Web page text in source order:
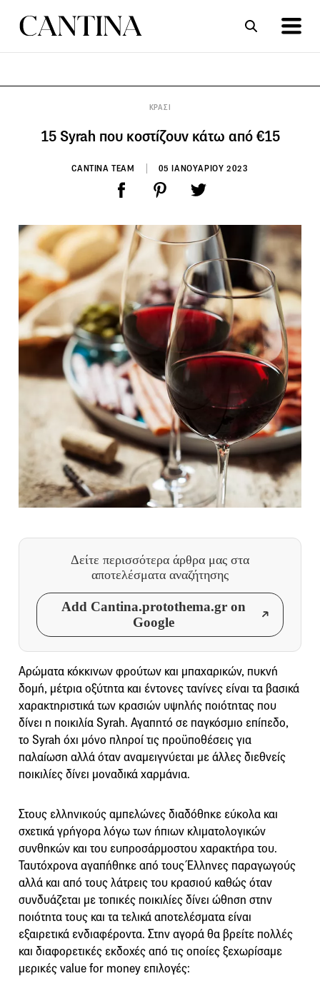
ΚΡΑΣΙ
15 Syrah που κοστίζουν κάτω από €15
CANTINA TEAM 05 ΙΑΝΟΥΑΡΙΟΥ 2023
Δείτε περισσότερα άρθρα μας στα
αποτελέσματα αναζήτησης
Add Cantina.protothema.gr on
Google
Αρώματα κόκκινων φρούτων και μπαχαρικών, πυκνή
δομή, μέτρια οξύτητα και έντονες τανίνες είναι τα βασικά
χαρακτηριστικά των κρασιών υψηλής ποιότητας που
δίνει η ποικιλία Syrah. Αγαπητό σε παγκόσμιο επίπεδο,
το Syrah όχι μόνο πληροί τις προϋποθέσεις για
παλαίωση αλλά όταν αναμειγνύεται με άλλες διεθνείς
ποικιλίες δίνει μοναδικά χαρμάνια.
Στους ελληνικούς αμπελώνες διαδόθηκε εύκολα και
σχετικά γρήγορα λόγω των ήπιων κλιματολογικών
συνθηκών και του ευπροσάρμοστου χαρακτήρα του.
Ταυτόχρονα αγαπήθηκε από τους Έλληνες παραγωγούς
αλλά και από τους λάτρεις του κρασιού καθώς όταν
συνδυάζεται με τοπικές ποικιλίες δίνει ώθηση στην
ποιότητα τους και τα τελικά αποτελέσματα είναι
εξαιρετικά ενδιαφέροντα. Στην αγορά θα βρείτε πολλές
και διαφορετικές εκδοχές από τις οποίες ξεχωρίσαμε
μερικές value for money επιλογές: